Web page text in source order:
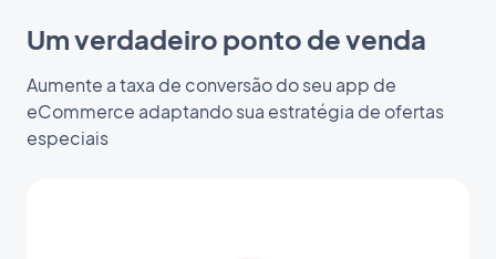
Um verdadeiro ponto de venda
Aumente a taxa de conversão do seu app de
eCommerce adaptando sua estratégia de ofertas
especiais